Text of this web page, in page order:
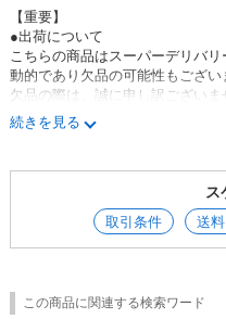
【重要】
●出荷について
こちらの商品はスーパーデリバ
動的であり欠品の可能性もござい
欠品の際は、誠に申し訳ござい
ただいております。
弊社では、出荷時の金額が15000
欠品などにより出荷時の金額が
ざいませんが送料600円(税抜)を
●出荷のタイミングについて
続きを見る
ス
取引条件 送
この商品に関連する検索ワード